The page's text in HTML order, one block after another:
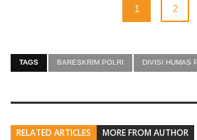
1 2
TAGS BARESKRIM POLRI DIVISI HUMAS
RELATED ARTICLES MORE FROM AUTHOR